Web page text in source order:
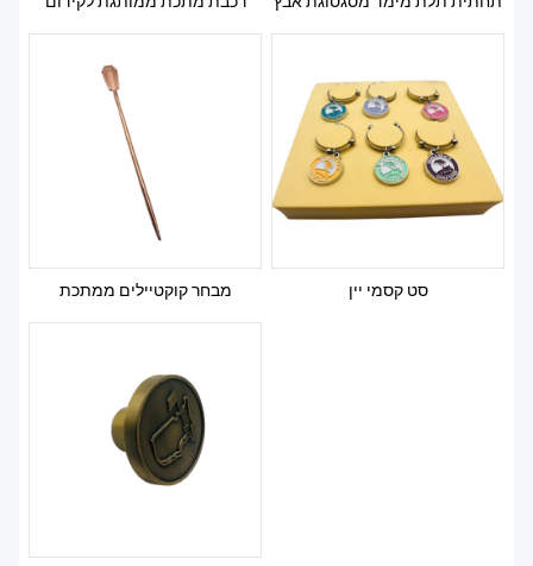
חדשות
מבחר קוקטיילים ממתכת סט קסמי יין